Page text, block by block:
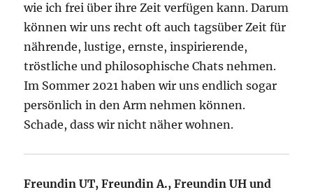
wie ich frei über ihre Zeit verfügen kann. Darum
können wir uns recht oft auch tagsüber Zeit für
nährende, lustige, ernste, inspirierende,
tröstliche und philosophische Chats nehmen.
Im Sommer 2021 haben wir uns endlich sogar
persönlich in den Arm nehmen können.
Schade, dass wir nicht näher wohnen.
Freundin UT, Freundin A., Freundin UH und